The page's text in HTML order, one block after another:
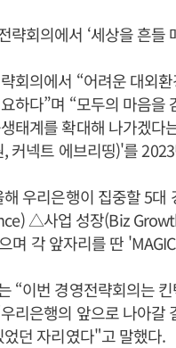
략회의에서 ‘세상을 흔들
회의에서 “어려운 대외
하다”며 “모두의 마음
태계를 확대해 나가겠
커넥트 에브리띵)'를
해 우리은행이 집중할 5
△사업 성장(Biz
며 각 앞자리를 딴
“이번 경영전략회의는
리은행의 앞으로 나아
던 자리였다"고 말했다.